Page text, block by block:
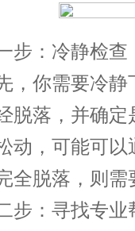
：冷静检查
你需要冷静
脱落，并确
动，可能可
全脱落，则需
：寻找专业